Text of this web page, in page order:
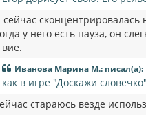
сейчас
у него есть пауза, он
Иванова Марина М.: писал(а):
как в игре "Доскажи словечко"
стараюсь везде